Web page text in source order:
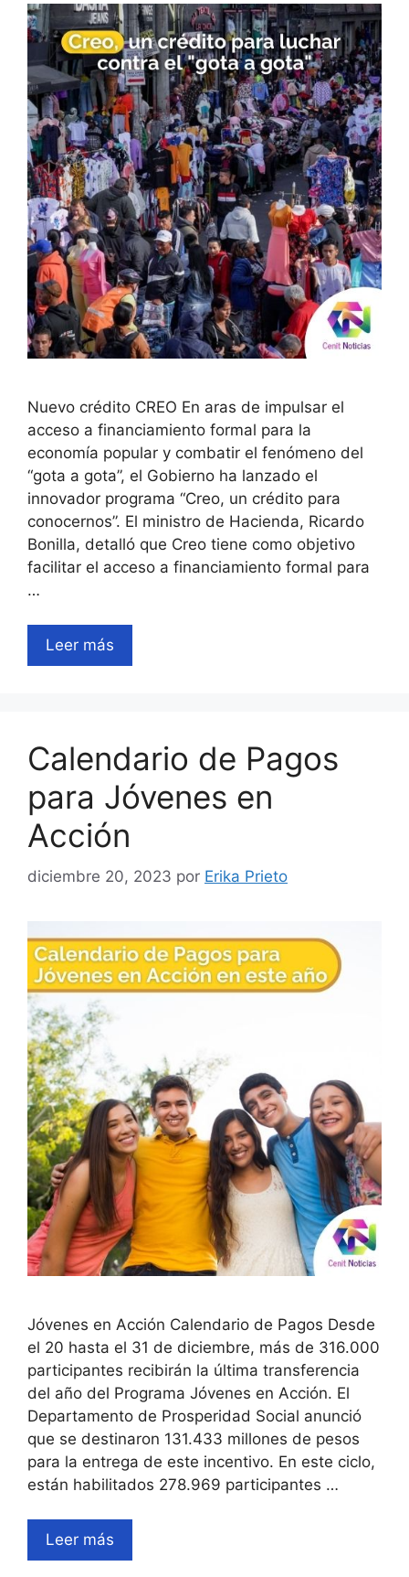
Nuevo crédito CREO En aras de impulsar el
acceso a financiamiento formal para la
economía popular y combatir el fenómeno del
“gota a gota”, el Gobierno ha lanzado el
innovador programa “Creo, un crédito para
conocernos”. El ministro de Hacienda, Ricardo
Bonilla, detalló que Creo tiene como objetivo
facilitar el acceso a financiamiento formal para
…
Leer más
Calendario de Pagos
para Jóvenes en
Acción
diciembre 20, 2023 por Erika Prieto
Jóvenes en Acción Calendario de Pagos Desde
el 20 hasta el 31 de diciembre, más de 316.000
participantes recibirán la última transferencia
del año del Programa Jóvenes en Acción. El
Departamento de Prosperidad Social anunció
que se destinaron 131.433 millones de pesos
para la entrega de este incentivo. En este ciclo,
están habilitados 278.969 participantes …
Leer más